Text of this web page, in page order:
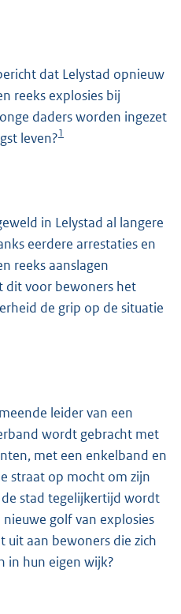
dat Lelystad opnieuw
reeks explosies bij
daders worden ingezet
leven?1
in Lelystad al langere
eerdere arrestaties en
reeks aanslagen
dit voor bewoners het
de grip op de situatie
leider van een
wordt gebracht met
met een enkelband en
straat op mocht om zijn
stad tegelijkertijd wordt
golf van explosies
uit aan bewoners die zich
in hun eigen wijk?